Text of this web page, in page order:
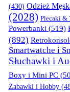
(430) Odzież
(2028) Plecaki &
Powerbanki(519)
(892)
Smartwatche i
Słuchawki i
Boxy i Mini PC
Zabawki i Hobby